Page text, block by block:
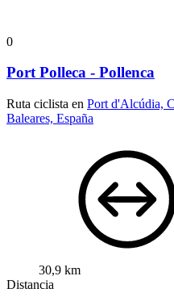
0
Port Polleca - Pollenca
Ruta ciclista en Port d'Alcúdia,
Baleares, España
30,9 km
Distancia